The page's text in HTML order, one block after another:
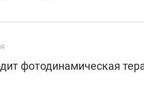
фотодинамическая